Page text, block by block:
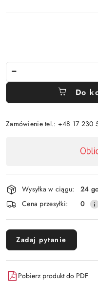
Do
Zamówienie tel.: +48 17 230
płatność
i
dostawa
Wysyłka w ciągu:
24
Cena przesyłki:
0
Zadaj pytanie
Pobierz produkt do PDF